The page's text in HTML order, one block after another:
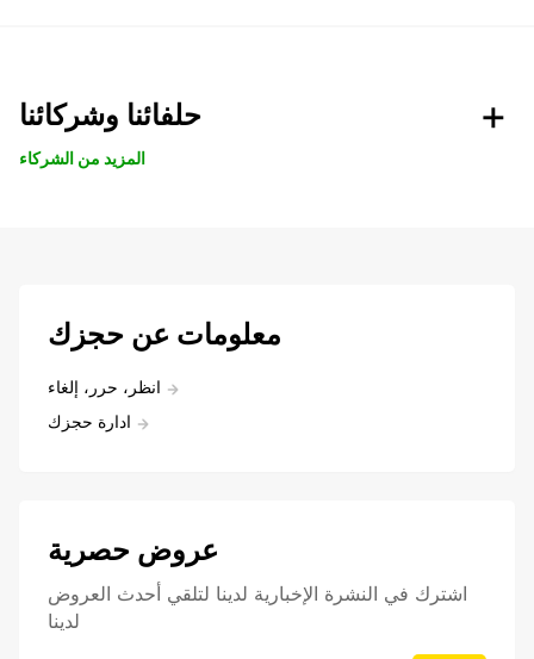
حلفائنا وشركائنا
المزيد من الشركاء
معلومات عن حجزك
انظر، حرر، إلغاء
ادارة حجزك
عروض حصرية
اشترك في النشرة الإخبارية لدينا لتلقي أحدث العروض
لدينا